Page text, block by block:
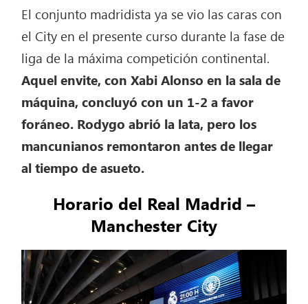
El conjunto madridista ya se vio las caras con
el City en el presente curso durante la fase de
liga de la máxima competición continental.
Aquel envite, con Xabi Alonso en la sala de
máquina, concluyó con un 1-2 a favor
foráneo. Rodygo abrió la lata, pero los
mancunianos remontaron antes de llegar
al tiempo de asueto.
Horario del Real Madrid –
Manchester City